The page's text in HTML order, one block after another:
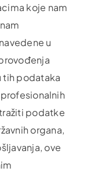
koje nam
u
tih podataka
podatke
organa,
ove